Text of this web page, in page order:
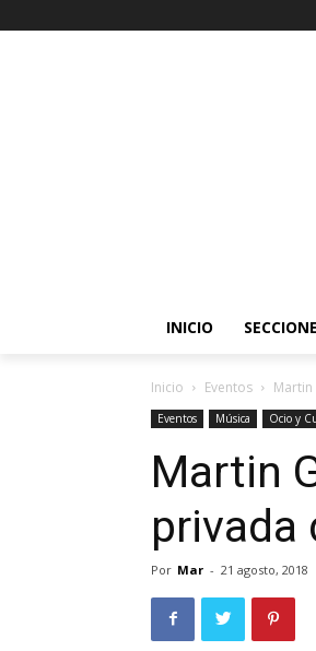
INICIO
Inicio Eventos
Eventos Música Ocio y
Martin
privada
Por Mar - 21 agosto, 2018